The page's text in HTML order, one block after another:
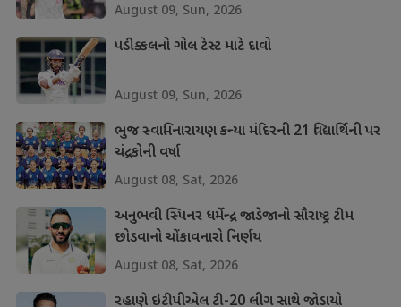
August 09, Sun, 2026
પડીક્કલનો ગોલ ટેસ્ટ માટે દાવો
August 09, Sun, 2026
ભુજ સ્વામિનારાયણ કન્યા મંદિરની 21 વિદ્યાર્થિની પર
ચંદ્રકોની વર્ષા
August 08, Sat, 2026
અનુભવી સ્પિનર ધર્મેન્દ્ર જાડેજાનો સૌરાષ્ટ્ર ટીમ
છોડવાનો ચોંકાવનારો નિર્ણય
August 08, Sat, 2026
રહાણે ઇટીપીએલ ટી-20 લીગ સાથે જોડાયો